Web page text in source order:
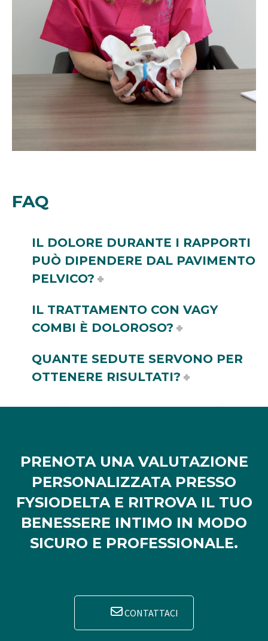
FAQ
IL DOLORE DURANTE I RAPPORTI
PUÒ DIPENDERE DAL PAVIMENTO
PELVICO?
IL TRATTAMENTO CON VAGY
COMBI È DOLOROSO?
QUANTE SEDUTE SERVONO PER
OTTENERE RISULTATI?
PRENOTA UNA VALUTAZIONE
PERSONALIZZATA PRESSO
FYSIODELTA E RITROVA IL TUO
BENESSERE INTIMO IN MODO
SICURO E PROFESSIONALE.
CONTATTACI